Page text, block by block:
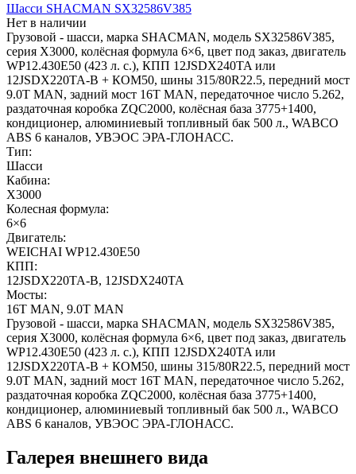
Шасси SHACMAN SX32586V385
Нет в наличии
Грузовой - шасси, марка SHACMAN, модель SX32586V385,
серия X3000, колёсная формула 6×6, цвет под заказ, двигатель
WP12.430E50 (423 л. с.), КПП 12JSDX240TA или
12JSDX220TA-B + КОМ50, шины 315/80R22.5, передний мост
9.0T MAN, задний мост 16T MAN, передаточное число 5.262,
раздаточная коробка ZQC2000, колёсная база 3775+1400,
кондиционер, алюминиевый топливный бак 500 л., WABCO
ABS 6 каналов, УВЭОС ЭРА-ГЛОНАСС.
Тип:
Шасси
Кабина:
X3000
Колесная формула:
6×6
Двигатель:
WEICHAI WP12.430E50
КПП:
12JSDX220TA-B, 12JSDX240TA
Мосты:
16T MAN, 9.0T MAN
Грузовой - шасси, марка SHACMAN, модель SX32586V385,
серия X3000, колёсная формула 6×6, цвет под заказ, двигатель
WP12.430E50 (423 л. с.), КПП 12JSDX240TA или
12JSDX220TA-B + КОМ50, шины 315/80R22.5, передний мост
9.0T MAN, задний мост 16T MAN, передаточное число 5.262,
раздаточная коробка ZQC2000, колёсная база 3775+1400,
кондиционер, алюминиевый топливный бак 500 л., WABCO
ABS 6 каналов, УВЭОС ЭРА-ГЛОНАСС.
Галерея внешнего вида